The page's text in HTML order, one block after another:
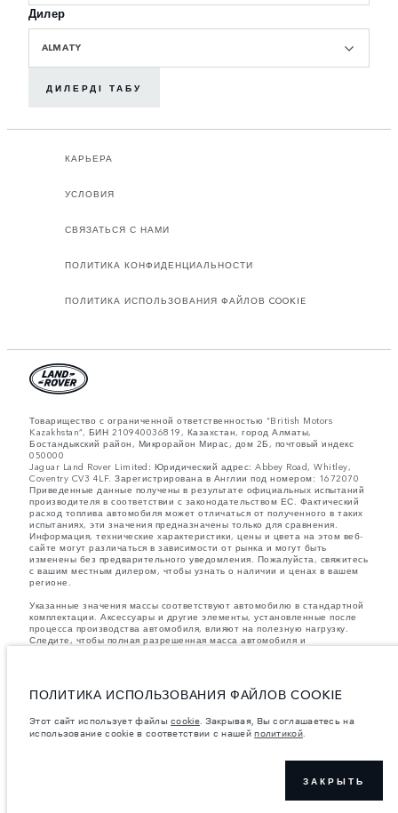
Дилер
ALMATY
ДИЛЕРДІ ТАБУ
КАРЬЕРА
УСЛОВИЯ
СВЯЗАТЬСЯ С НАМИ
ПОЛИТИКА КОНФИДЕНЦИАЛЬНОСТИ
ПОЛИТИКА ИСПОЛЬЗОВАНИЯ ФАЙЛОВ COOKIE
Товарищество с ограниченной ответственностью “British Motors
Kazakhstan”, БИН 210940036819, Казахстан, город Алматы,
Бостандыкский район, Микрорайон Мирас, дом 2Б, почтовый индекс
050000
Jaguar Land Rover Limited: Юридический адрес: Abbey Road, Whitley,
Coventry CV3 4LF. Зарегистрирована в Англии под номером: 1672070
Приведенные данные получены в результате официальных испытаний
производителя в соответствии с законодательством ЕС. Фактический
расход топлива автомобиля может отличаться от полученного в таких
испытаниях, эти значения предназначены только для сравнения.
Информация, технические характеристики, цены и цвета на этом веб-
сайте могут различаться в зависимости от рынка и могут быть
изменены без предварительного уведомления. Пожалуйста, свяжитесь
с вашим местным дилером, чтобы узнать о наличии и ценах в вашем
регионе.
Указанные значения массы соответствуют автомобилю в стандартной
комплектации. Аксессуары и другие элементы, установленные после
процесса производства автомобиля, влияют на полезную нагрузку.
Следите, чтобы полная разрешенная масса автомобиля и
настоящее время в мире наблюдается дефицит полупроводников,
который оказывает влияние на спецификации производимых
соответствовать доступным особенностям, опциям, комплектациям и
действующих ограничениях уточняйте у авторизованных дилеров.
ПОЛИТИКА ИСПОЛЬЗОВАНИЯ ФАЙЛОВ COOKIE
Этот сайт использует файлыcookie. Закрывая, Вы соглашаетесь на
использование cookie в соответствии с нашейполитикой.
ЗАКРЫТЬ